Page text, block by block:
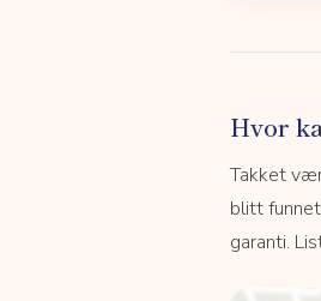
Hvor
Takket
blitt
garanti.